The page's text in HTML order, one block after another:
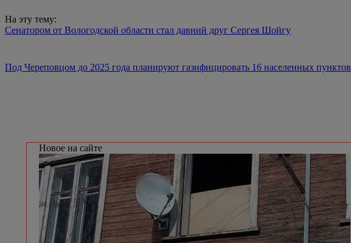
На эту тему:
Сенатором от Вологодской области стал давний друг Сергея Шойгу
Под Череповцом до 2025 года планируют газифицировать 16 населенных пунктов
Новое на сайте